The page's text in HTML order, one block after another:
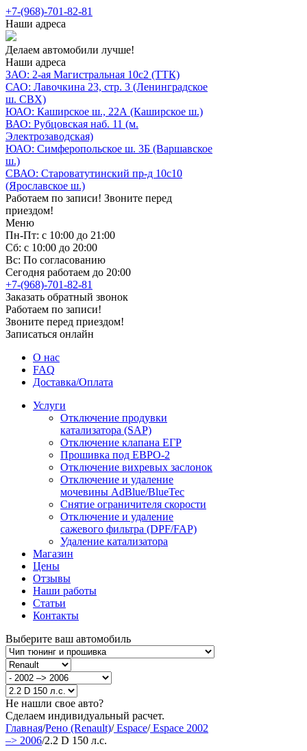
+7-(968)-701-82-81
Наши адреса
Делаем автомобили лучше!
Наши адреса
ЗАО: 2-ая Магистральная 10с2 (ТТК)
САО: Лавочкина 23, стр. 3 (Ленинградское
ш. СВХ)
ЮАО: Каширское ш., 22А (Каширское ш.)
ВАО: Рубцовская наб. 11 (м.
Электрозаводская)
ЮАО: Симферопольское ш. 3Б (Варшавское
ш.)
СВАО: Староватутинский пр-д 10с10
(Ярославское ш.)
Работаем по записи! Звоните перед
приездом!
Меню
Пн-Пт: с 10:00 до 21:00
Сб: с 10:00 до 20:00
Вс: По согласованию
Сегодня работаем до 20:00
+7-(968)-701-82-81
Заказать обратный звонок
Работаем по записи!
Звоните перед приездом!
Записаться онлайн
О нас
FAQ
Доставка/Оплата
Услуги
Отключение продувки
катализатора (SAP)
Отключение клапана ЕГР
Прошивка под ЕВРО-2
Отключение вихревых заслонок
Отключение и удаление
мочевины AdBlue/BlueTec
Снятие ограничителя скорости
Отключение и удаление
сажевого фильтра (DPF/FAP)
Удаление катализатора
Магазин
Цены
Отзывы
Наши работы
Статьи
Контакты
Выберите ваш автомобиль
Не нашли свое авто?
Сделаем индивидуальный расчет.
Главная/Рено (Renault)/Espace/Espace 2002
–> 2006/2.2 D 150 л.с.